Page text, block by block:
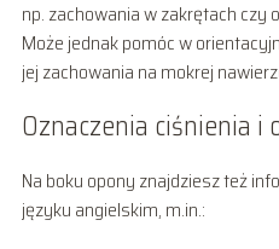
np. zachowania w zakrętach czy
Może jednak pomóc w
jej zachowania na mokrej
Oznaczenia ciśnienia i
Na boku opony znajdziesz też
języku angielskim, m.in.: